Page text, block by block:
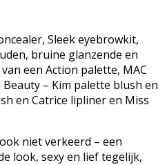
Sleek eyebrowkit,
bruine glanzende en
een Action palette, MAC
– Kim palette blush en
en Catrice lipliner en Miss
niet verkeerd – een
look, sexy en lief tegelijk,